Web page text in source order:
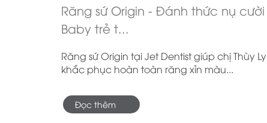
Răng sứ Origin - Đánh thức nụ cười
Baby trẻ t...
Răng sứ Origin tại Jet Dentist giúp chị Thùy Ly
khắc phục hoàn toàn răng xỉn màu...
Đọc thêm